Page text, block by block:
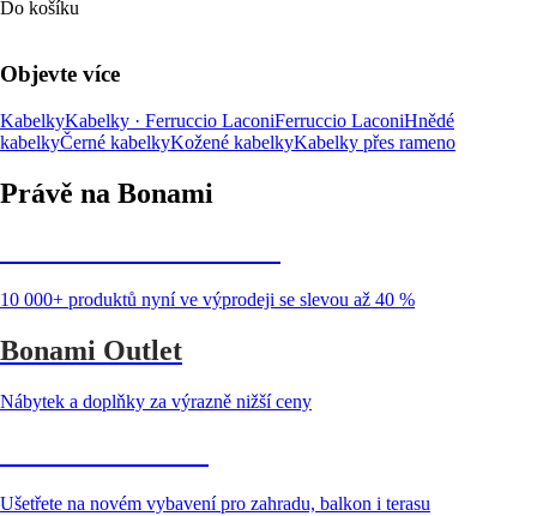
Do košíku
Objevte více
KabelkyKabelky · Ferruccio LaconiFerruccio LaconiHnědé
kabelkyČerné kabelkyKožené kabelkyKabelky přes rameno
Právě na Bonami
10 000+ produktů nyní ve výprodeji se slevou až 40 %
Bonami Outlet
Nábytek a doplňky za výrazně nižší ceny
Ušetřete na novém vybavení pro zahradu, balkon i terasu